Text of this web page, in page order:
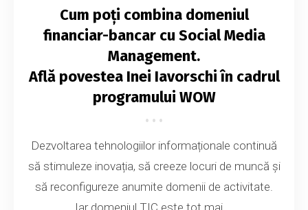
Cum poți combina domeniul
financiar-bancar cu Social Media
Management.
Află povestea Inei Iavorschi în cadrul
programului WOW
Dezvoltarea tehnologiilor informaționale continuă
să stimuleze inovația, să creeze locuri de muncă și
să reconfigureze anumite domenii de activitate.